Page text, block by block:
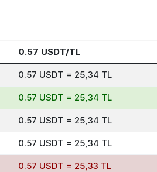
0.57 USDT/TL
0.57 USDT = 25,34 TL
0.57 USDT = 25,34 TL
0.57 USDT = 25,34 TL
0.57 USDT = 25,34 TL
0.57 USDT = 25,33 TL